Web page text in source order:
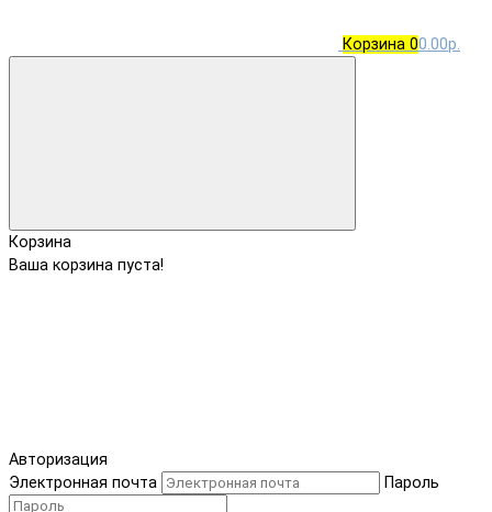
Корзина 00.00р.
Корзина
Ваша корзина пуста!
Авторизация
Электронная почта
Пароль